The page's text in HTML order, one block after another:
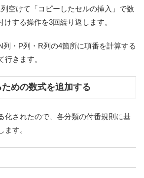
空けて「コピーしたセルの挿入」で数
けする操作を3回繰り返します。
列・P列・R列の4箇所に項番を計算する
行きます。
めの数式を追加する
化されたので、各分類の付番規則に基
す。